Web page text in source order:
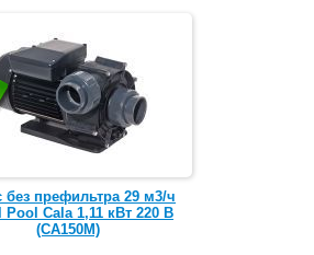
без префильтра 29 м3/ч
Pool Cala 1,11 кВт 220 В
(CA150M)